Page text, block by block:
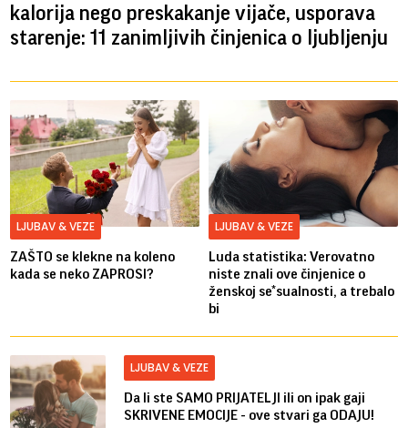
kalorija nego preskakanje vijače, usporava
starenje: 11 zanimljivih činjenica o ljubljenju
LJUBAV & VEZE
ZAŠTO se klekne na koleno
kada se neko ZAPROSI?
LJUBAV & VEZE
Luda statistika: Verovatno
niste znali ove činjenice o
ženskoj se*sualnosti, a trebalo
bi
LJUBAV & VEZE
Da li ste SAMO PRIJATELJI ili on ipak gaji
SKRIVENE EMOCIJE - ove stvari ga ODAJU!